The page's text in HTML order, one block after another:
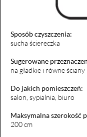
Sposób czyszczenia:
sucha ściereczka
Sugerowane
na gładkie i równe ściany
Do jakich pomieszczeń:
salon, sypialnia, biuro
Maksymalna szerokość
200 cm